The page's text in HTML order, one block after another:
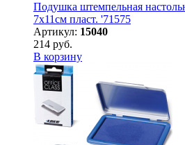
Подушка штемпельная
7х11см пласт. '71575
Артикул: 15040
214 руб.
В корзину